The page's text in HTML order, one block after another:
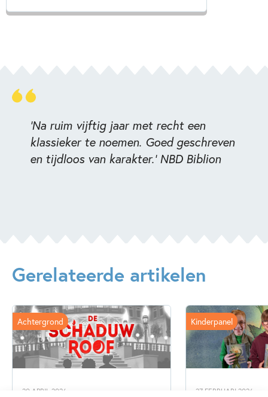
'Na ruim vijftig jaar met recht een
klassieker te noemen. Goed geschreven
en tijdloos van karakter.' NBD Biblion
Gerelateerde artikelen
20 APRIL 2026
Achtergrond
27 FEBRUARI 2026
Kinderpanel